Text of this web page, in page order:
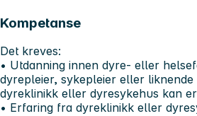
Kompetanse
Det kreves:
• Utdanning innen dyre- eller
dyrepleier, sykepleier eller
dyreklinikk eller dyresykehus kan
• Erfaring fra dyreklinikk eller